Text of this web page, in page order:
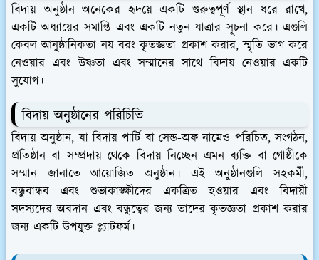
বিদায় অনুষ্ঠান অনেকের হৃদয়ে একটি গুরুত্বপূর্ণ স্থান ধরে রাখে,
একটি অধ্যায়ের সমাপ্তি এবং একটি নতুন যাত্রার সূচনা করে। এগুলি
কেবল আনুষ্ঠানিকতা নয় বরং কৃতজ্ঞতা প্রকাশ করার, স্মৃতি ভাগ করে
নেওয়ার এবং উষ্ণতা এবং সম্মানের সাথে বিদায় নেওয়ার একটি
সুযোগ।
বিদায় অনুষ্ঠানের পরিচিতি
বিদায় অনুষ্ঠান, যা বিদায় পার্টি বা সেন্ড-অফ নামেও পরিচিত, সংগঠন,
প্রতিষ্ঠান বা সম্প্রদায় থেকে বিদায় নিচ্ছেন এমন ব্যক্তি বা গোষ্ঠীকে
সম্মান জানাতে আয়োজিত অনুষ্ঠান। এই অনুষ্ঠানগুলি সহকর্মী,
বন্ধুবান্ধব এবং শুভাকাঙ্ক্ষীদের একত্রিত হওয়ার এবং বিদায়ী
সদস্যদের অবদান এবং বন্ধুত্বের জন্য তাদের কৃতজ্ঞতা প্রকাশ করার
জন্য একটি উপযুক্ত প্ল্যাটফর্ম।